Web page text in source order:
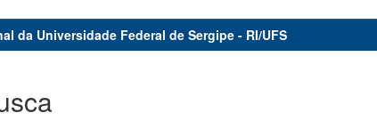
da Universidade Federal de Sergipe - RI/UFS